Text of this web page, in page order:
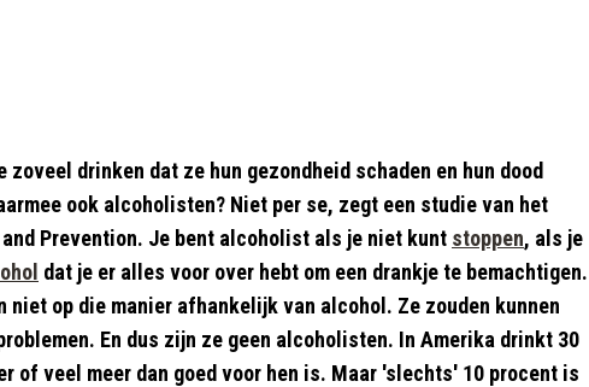
zoveel drinken dat ze hun gezondheid schaden en hun dood
ook alcoholisten? Niet per se, zegt een studie van het
Prevention. Je bent alcoholist als je niet kunt stoppen, als je
dat je er alles voor over hebt om een drankje te bemachtigen.
niet op die manier afhankelijk van alcohol. Ze zouden kunnen
En dus zijn ze geen alcoholisten. In Amerika drinkt 30
of veel meer dan goed voor hen is. Maar 'slechts' 10 procent is